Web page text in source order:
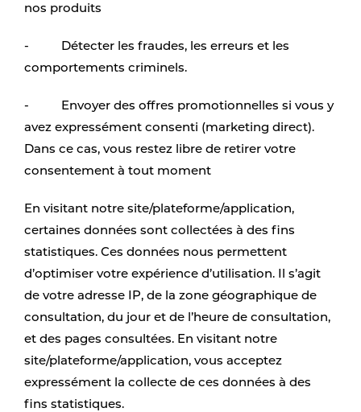
nos produits
- Détecter les fraudes, les erreurs et les
comportements criminels.
- Envoyer des offres promotionnelles si vous y
avez expressément consenti (marketing direct).
Dans ce cas, vous restez libre de retirer votre
consentement à tout moment
En visitant notre site/plateforme/application,
certaines données sont collectées à des fins
statistiques. Ces données nous permettent
d’optimiser votre expérience d’utilisation. Il s’agit
de votre adresse IP, de la zone géographique de
consultation, du jour et de l’heure de consultation,
et des pages consultées. En visitant notre
site/plateforme/application, vous acceptez
expressément la collecte de ces données à des
fins statistiques.